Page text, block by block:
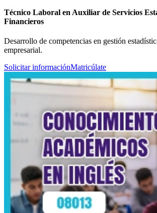
Técnico Laboral en Auxiliar de Servicios
Financieros
Desarrollo de competencias en gestión
empresarial.
Solicitar informaciónMatricúlate